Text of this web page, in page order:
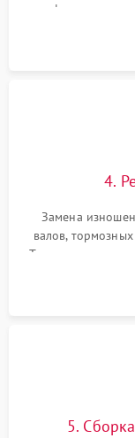
картриджа и
4.
Замена
валов,
Тщательная
лазера
5.